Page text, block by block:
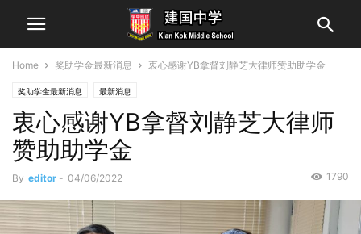
Home 奖助学金最新消息 衷心感谢YB拿督刘静芝大律师赞助助学金
奖助学金最新消息 最新消息
衷心感谢YB拿督刘静芝大律师
赞助助学金
By editor - 04/06/2022 1790